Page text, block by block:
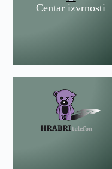
Centar izvrnosti